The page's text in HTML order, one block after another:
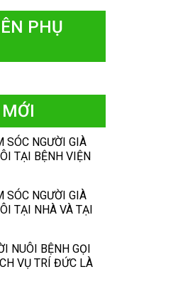
PHỤ
SÓC NGƯỜI GIÀ
TẠI BỆNH VIỆN
SÓC NGƯỜI GIÀ
TẠI NHÀ VÀ TẠI
NUÔI BỆNH GỌI
VỤ TRÍ ĐỨC LÀ